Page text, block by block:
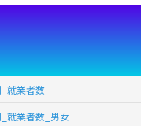
就業者数
就業者数_男女